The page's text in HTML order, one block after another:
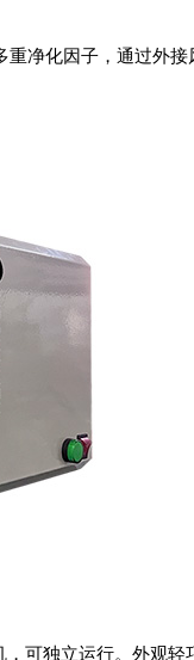
净化因子，通过外
可独立运行。外观轻